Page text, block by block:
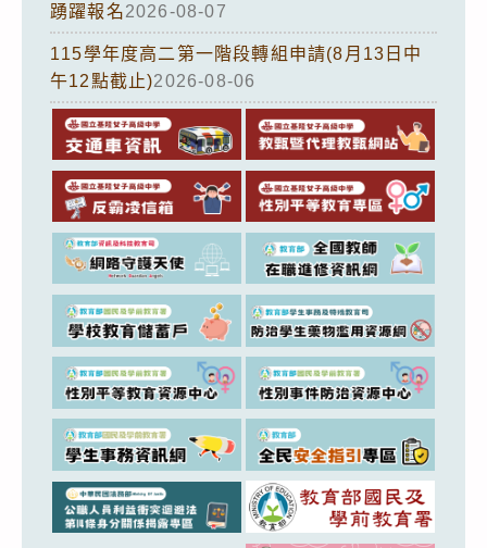
踴躍報名2026-08-07
115學年度高二第一階段轉組申請(8月13日中
午12點截止)2026-08-06